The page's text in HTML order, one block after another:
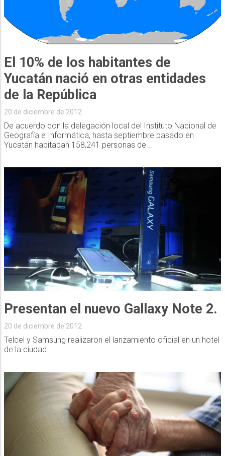
El 10% de los habitantes de
Yucatán nació en otras entidades
de la República
20 de diciembre de 2012
De acuerdo con la delegación local del Instituto Nacional de
Geografía e Informática, hasta septiembre pasado en
Yucatán habitaban 158,241 personas de...
Presentan el nuevo Gallaxy Note 2.
20 de diciembre de 2012
Telcel y Samsung realizaron el lanzamiento oficial en un hotel
de la ciudad.